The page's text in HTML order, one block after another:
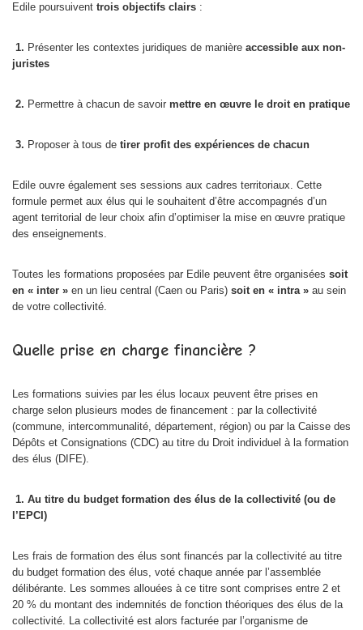
Edile poursuivent trois objectifs clairs :
1. Présenter les contextes juridiques de manière accessible aux non-
juristes
2. Permettre à chacun de savoir mettre en œuvre le droit en pratique
3. Proposer à tous de tirer profit des expériences de chacun
Edile ouvre également ses sessions aux cadres territoriaux. Cette
formule permet aux élus qui le souhaitent d’être accompagnés d’un
agent territorial de leur choix afin d’optimiser la mise en œuvre pratique
des enseignements.
Toutes les formations proposées par Edile peuvent être organisées soit
en « inter » en un lieu central (Caen ou Paris) soit en « intra » au sein
de votre collectivité.
Quelle prise en charge financière ?
Les formations suivies par les élus locaux peuvent être prises en
charge selon plusieurs modes de financement : par la collectivité
(commune, intercommunalité, département, région) ou par la Caisse des
Dépôts et Consignations (CDC) au titre du Droit individuel à la formation
des élus (DIFE).
1. Au titre du budget formation des élus de la collectivité (ou de
l’EPCI)
Les frais de formation des élus sont financés par la collectivité au titre
du budget formation des élus, voté chaque année par l’assemblée
délibérante. Les sommes allouées à ce titre sont comprises entre 2 et
20 % du montant des indemnités de fonction théoriques des élus de la
collectivité. La collectivité est alors facturée par l’organisme de